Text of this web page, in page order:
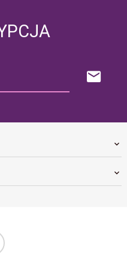
że w dniach 24.12.2025–
internetowym HOKUS